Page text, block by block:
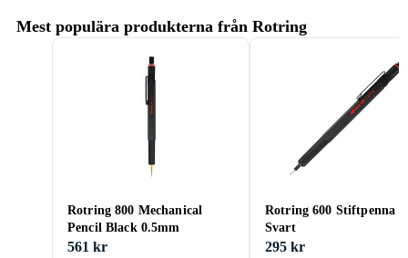
Mest populära produkterna från Rotring
Rotring 800 Mechanical
Pencil Black 0.5mm
561 kr
Rotring 600 Stiftpenna
Svart
295 kr